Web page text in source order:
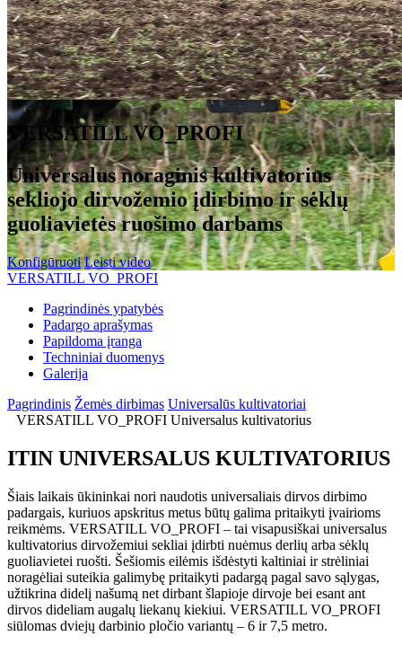
VERSATILL VO_PROFI
Universalus noraginis kultivatorius
sekliojo dirvožemio įdirbimo ir sėklų
guoliavietės ruošimo darbams
Konfigūruoti Leisti video
VERSATILL VO_PROFI
Pagrindinės ypatybės
Padargo aprašymas
Papildoma įranga
Techniniai duomenys
Galerija
Pagrindinis Žemės dirbimas Universalūs kultivatoriai
VERSATILL VO_PROFI Universalus kultivatorius
ITIN UNIVERSALUS KULTIVATORIUS
Šiais laikais ūkininkai nori naudotis universaliais dirvos dirbimo
padargais, kuriuos apskritus metus būtų galima pritaikyti įvairioms
reikmėms. VERSATILL VO_PROFI – tai visapusiškai universalus
kultivatorius dirvožemiui sekliai įdirbti nuėmus derlių arba sėklų
guoliavietei ruošti. Šešiomis eilėmis išdėstyti kaltiniai ir strėliniai
noragėliai suteikia galimybę pritaikyti padargą pagal savo sąlygas,
užtikrina didelį našumą net dirbant šlapioje dirvoje bei esant ant
dirvos dideliam augalų liekanų kiekiui. VERSATILL VO_PROFI
siūlomas dviejų darbinio pločio variantų – 6 ir 7,5 metro.